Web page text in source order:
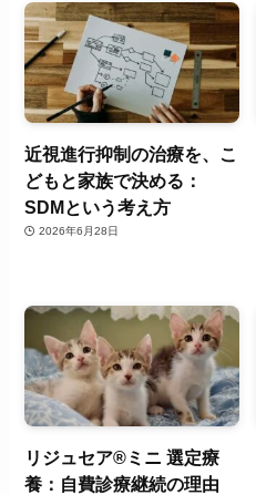
近視進行抑制の治療を、こ
どもと家族で決める：
SDMという考え方
2026年6月28日
リジュセア®ミニ 選定療
養：自費診療継続の理由